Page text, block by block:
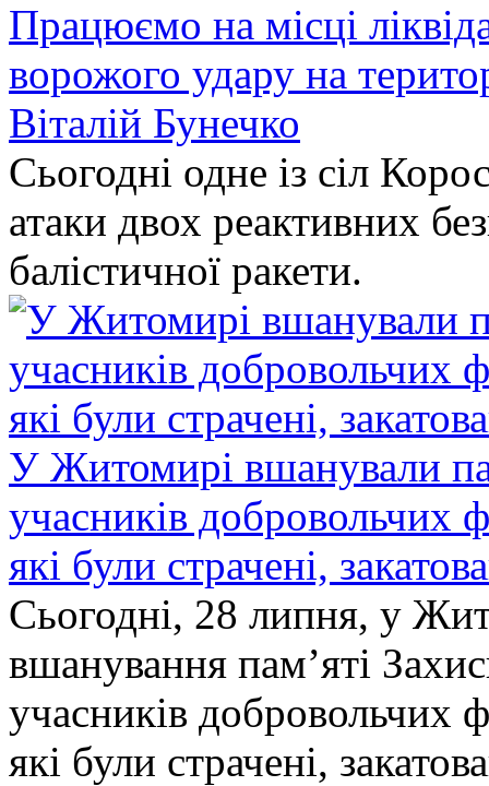
Працюємо на місці
ворожого удару на
Віталій Бунечко
Сьогодні одне із сіл
атаки двох реактивних
балістичної ракети.
У Житомирі вшанували
учасників добровольчих
які були страчені,
Сьогодні, 28 липня, у
вшанування пам’яті
учасників добровольчих
які були страчені,